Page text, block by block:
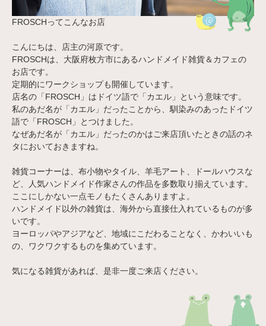
FROSCHってこんなお店
こんにちは、店主の河原です。
FROSCHは、大阪府枚方市にあるハンドメイド雑貨＆カフェの
お店です。
定期的にワークショップも開催しています。
店名の「FROSCH」はドイツ語で「カエル」という意味です。
私のあだ名が「カエル」だったことから、馴染みのあったドイツ
語で「FROSCH」とつけました。
なぜあだ名が「カエル」だったのかはご来店頂いたときの話のネ
タにおいておきますね。
雑貨コーナーは、布小物やタイル、羊毛アート、ドールハウスな
ど、人気ハンドメイド作家さんの作品を多数取り揃えています。
ここにしかない一点モノもたくさんありますよ。
ハンドメイド以外の雑貨は、海外から直接仕入れているものが多
いです。
ヨーロッパやアジアなど、地域にこだわることなく、かわいいも
の、ワクワクするものを集めています。
気になる雑貨があれば、是非一度ご来店ください。